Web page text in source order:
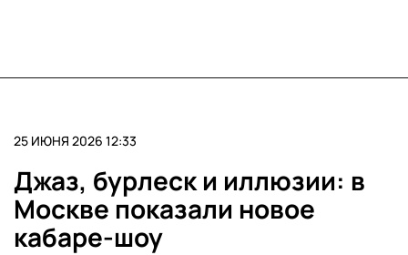
25 ИЮНЯ 2026 12:33
Джаз, бурлеск и иллюзии: в
Москве показали новое
кабаре-шоу